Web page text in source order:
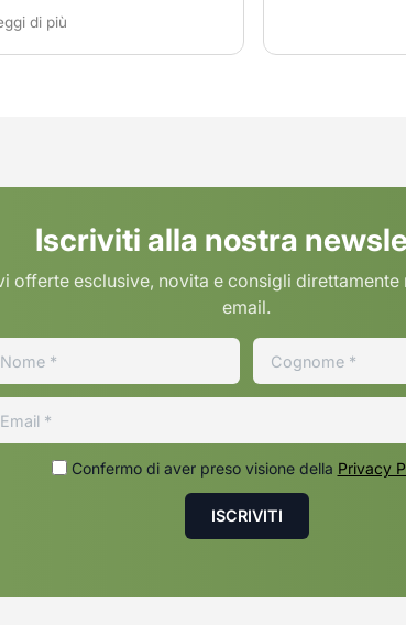
di più
Iscriviti alla nostra
offerte esclusive, novita e consigli direttamente
email.
Confermo di aver preso visione della Privacy